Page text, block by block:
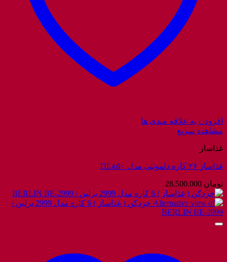
افزودن به علاقه مندی ها
مشاهده سریع
غذاساز
غذاساز ۲۶ کاره دلمونتی مدل DL۸۵۰
تومان